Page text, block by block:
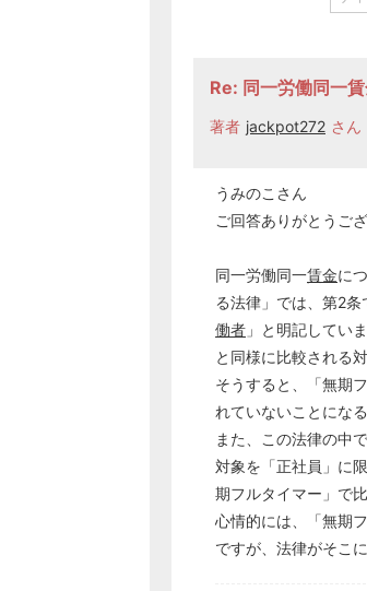
Re: 同一労働同一
著者 jackpot272 さん
うみのこさん
ご回答ありがとうござ
同一労働同一賃金に
る法律」では、第2条
働者 」と明記してい
と同様に比較される
そうすると、「無期
れていないことにな
また、この法律の中
対象を「正社員」に
期フルタイマー」で
心情的には、「無期
ですが、法律がそこ